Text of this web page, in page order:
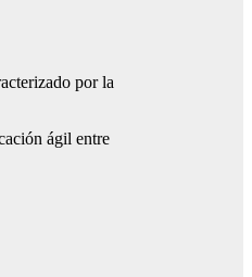
por la
ágil entre